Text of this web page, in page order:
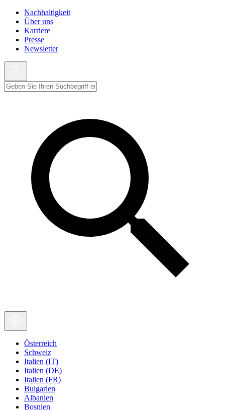
Nachhaltigkeit
Über uns
Karriere
Presse
Newsletter
Österreich
Schweiz
Italien (IT)
Italien (DE)
Italien (FR)
Bulgarien
Albanien
Bosnien